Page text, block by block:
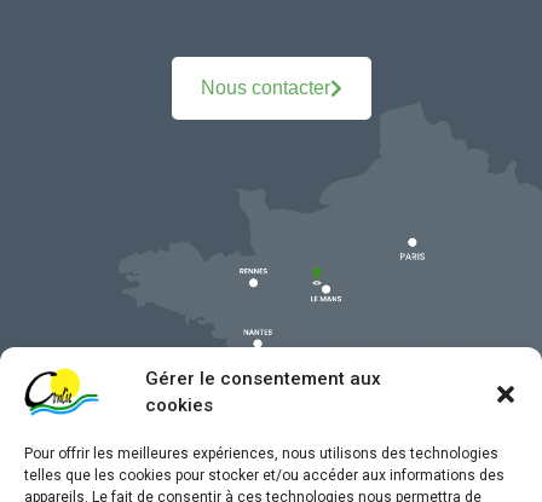
Gérer le consentement aux
cookies
Pour offrir les meilleures expériences, nous utilisons des technologies
telles que les cookies pour stocker et/ou accéder aux informations des
appareils. Le fait de consentir à ces technologies nous permettra de
Nous contacter